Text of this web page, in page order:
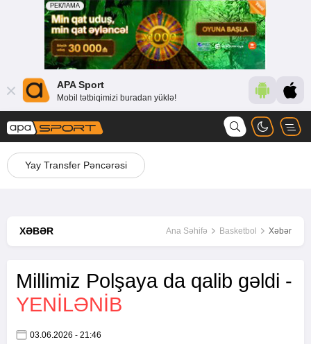
APA Sport
Mobil tətbiqimizi buradan yüklə!
Yay Transfer Pəncərəsi
XƏBƏR Ana Səhifə Basketbol Xəbər
Millimiz Polşaya da qalib gəldi -
YENİLƏNİB
03.06.2026 - 21:46